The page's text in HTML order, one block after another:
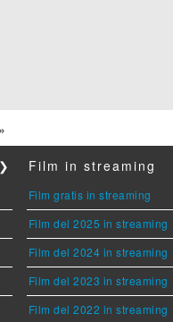
❯ Film in streaming
Film gratis in streaming
Film del 2025 in streaming
Film del 2024 in streaming
Film del 2023 in streaming
Film del 2022 in streaming